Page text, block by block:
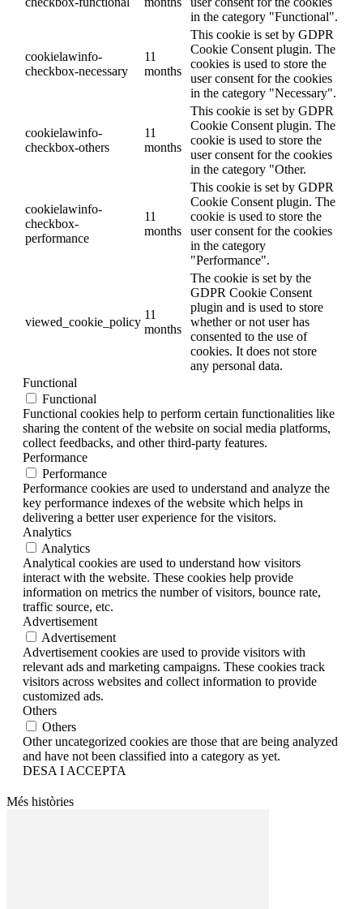
in the category "Functional".
cookielawinfo-
checkbox-necessary
11
months
This cookie is set by GDPR
Cookie Consent plugin. The
cookies is used to store the
user consent for the cookies
in the category "Necessary".
cookielawinfo-
checkbox-others
11
months
This cookie is set by GDPR
Cookie Consent plugin. The
cookie is used to store the
user consent for the cookies
in the category "Other.
cookielawinfo-
checkbox-
performance
11
months
This cookie is set by GDPR
Cookie Consent plugin. The
cookie is used to store the
user consent for the cookies
in the category
"Performance".
viewed_cookie_policy
11
months
The cookie is set by the
GDPR Cookie Consent
plugin and is used to store
whether or not user has
consented to the use of
cookies. It does not store
any personal data.
Functional
Functional
Functional cookies help to perform certain functionalities like
sharing the content of the website on social media platforms,
collect feedbacks, and other third-party features.
Performance
Performance
Performance cookies are used to understand and analyze the
key performance indexes of the website which helps in
delivering a better user experience for the visitors.
Analytics
Analytics
Analytical cookies are used to understand how visitors
interact with the website. These cookies help provide
information on metrics the number of visitors, bounce rate,
traffic source, etc.
Advertisement
Advertisement
Advertisement cookies are used to provide visitors with
relevant ads and marketing campaigns. These cookies track
visitors across websites and collect information to provide
customized ads.
Others
Others
Other uncategorized cookies are those that are being analyzed
and have not been classified into a category as yet.
DESA I ACCEPTA
Més històries